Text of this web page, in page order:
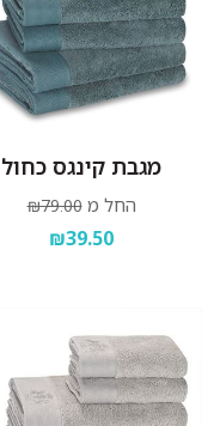
מגבת קינגס כחול
החל מ ₪79.00
₪39.50